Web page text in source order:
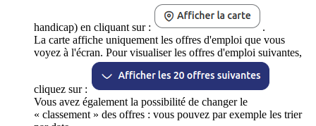
handicap) en cliquant sur :
.
La carte affiche uniquement les offres d'emploi que vous
voyez à l'écran. Pour visualiser les offres d'emploi suivantes,
cliquez sur :
Vous avez également la possibilité de changer le
« classement » des offres : vous pouvez par exemple les trier